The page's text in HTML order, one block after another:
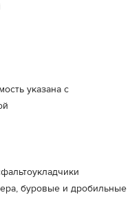
указана с
буровые и дробильные